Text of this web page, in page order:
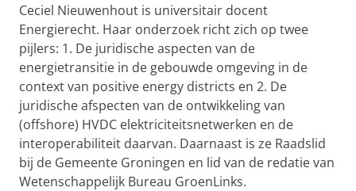
Ceciel Nieuwenhout is universitair docent
Energierecht. Haar onderzoek richt zich op twee
pijlers: 1. De juridische aspecten van de
energietransitie in de gebouwde omgeving in de
context van positive energy districts en 2. De
juridische afspecten van de ontwikkeling van
(offshore) HVDC elektriciteitsnetwerken en de
interoperabiliteit daarvan. Daarnaast is ze Raadslid
bij de Gemeente Groningen en lid van de redatie van
Wetenschappelijk Bureau GroenLinks.